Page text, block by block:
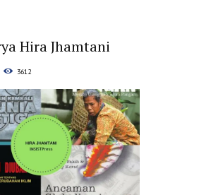
Hira Jhamtani
3612